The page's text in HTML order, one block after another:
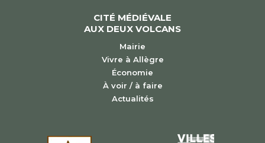
CITÉ MÉDIÉVALE
AUX DEUX VOLCANS
Mairie
Vivre à Allègre
Économie
À voir / à faire
Actualités